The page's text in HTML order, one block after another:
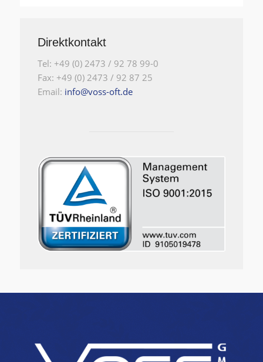
Direktkontakt
Tel: +49 (0) 2473 / 92 78 99-0
Fax: +49 (0) 2473 / 92 87 25
Email: info@voss-oft.de